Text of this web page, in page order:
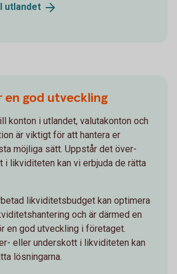
utlandet
god utveckling
konton i utlandet, valutakonton och
är viktigt för att hantera er
möjliga sätt. Uppstår det över-
i likviditeten kan vi erbjuda de rätta
likviditetsbudget kan optimera
och är därmed en
en god utveckling i företaget.
eller underskott i likviditeten kan
lösningarna.